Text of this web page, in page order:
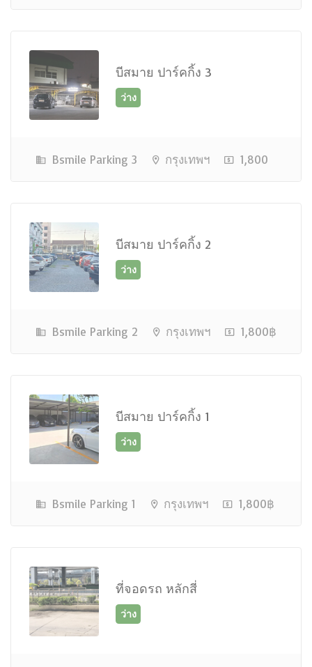
บีสมาย ปาร์คกิ้ง 3
Bsmile Parking 3 กรุงเทพฯ 1,800
บีสมาย ปาร์คกิ้ง 2
Bsmile Parking 2 กรุงเทพฯ 1,800฿
บีสมาย ปาร์คกิ้ง 1
Bsmile Parking 1 กรุงเทพฯ 1,800฿
ที่จอดรถ หลักสี่
ว่าง